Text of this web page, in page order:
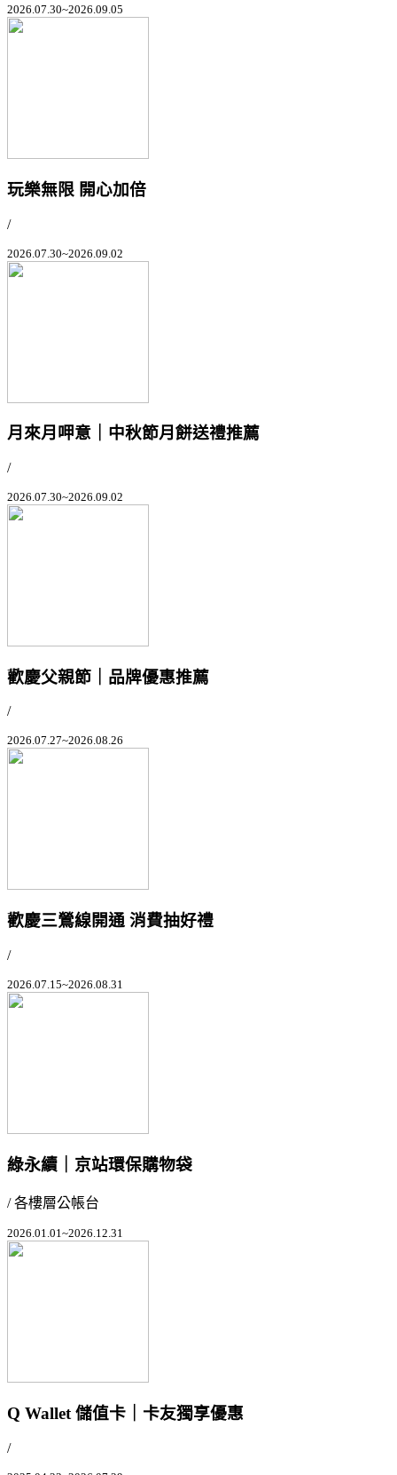
2026.07.30~2026.09.05
玩樂無限 開心加倍
/
2026.07.30~2026.09.02
月來月呷意｜中秋節月餅送禮推薦
/
2026.07.30~2026.09.02
歡慶父親節｜品牌優惠推薦
/
2026.07.27~2026.08.26
歡慶三鶯線開通 消費抽好禮
/
2026.07.15~2026.08.31
綠永續｜京站環保購物袋
/ 各樓層公帳台
2026.01.01~2026.12.31
Q Wallet 儲值卡｜卡友獨享優惠
/